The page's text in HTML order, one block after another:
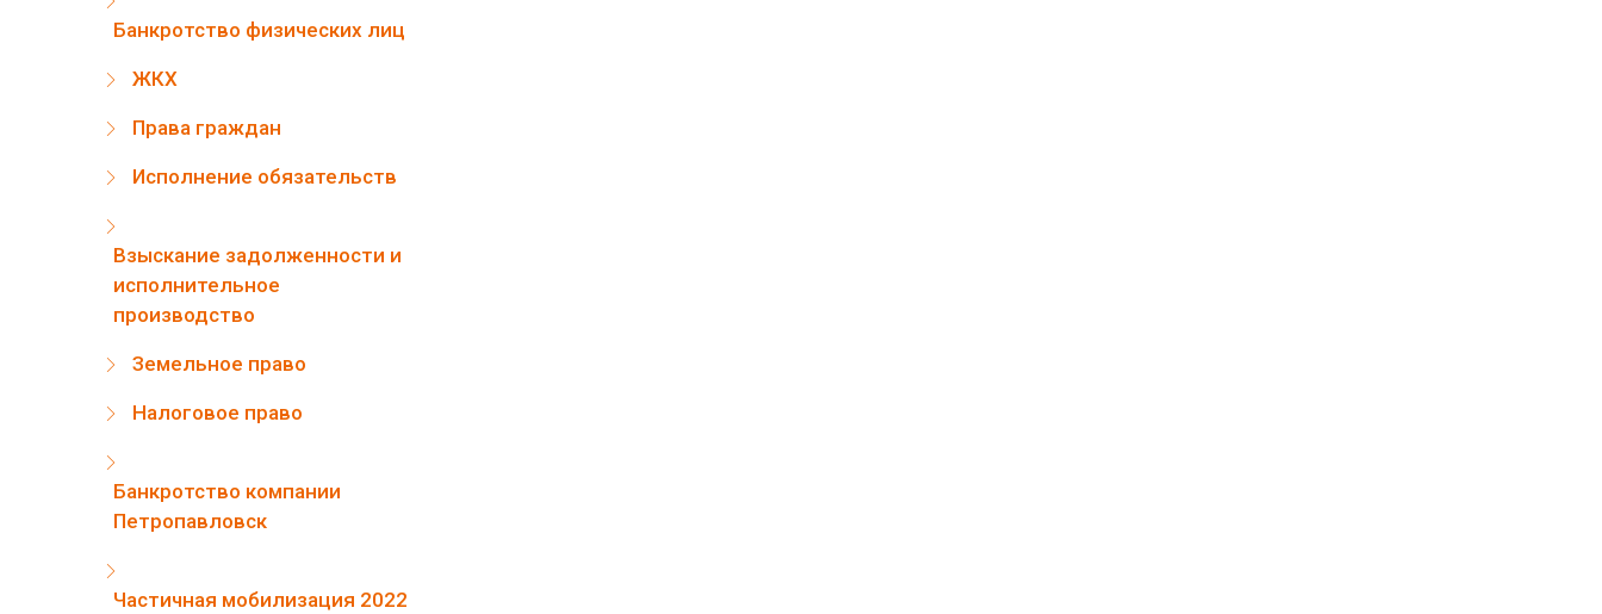
Банкротство физических лиц
ЖКХ
Права граждан
Исполнение обязательств
Взыскание задолженности и
исполнительное
производство
Земельное право
Налоговое право
Банкротство компании
Петропавловск
Частичная мобилизация 2022